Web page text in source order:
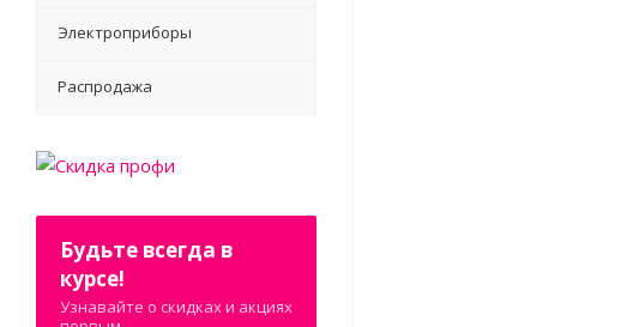
Электроприборы
Распродажа
Будьте всегда в
курсе!
Узнавайте о скидках и акциях